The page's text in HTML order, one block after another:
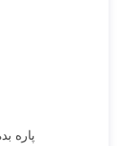
پارە